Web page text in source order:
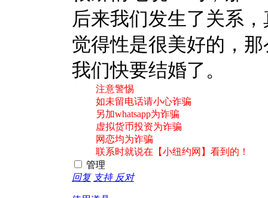
后来我们发生了关系
觉得性是很美好的，
我们快要结婚了。
注意警惕
如未留电话请小心诈骗
另加whatsapp为诈骗
虚拟货币投资为诈骗
网恋均为诈骗
联系时就说在【小纽约网】看到的！
管理
回复 支持 反对